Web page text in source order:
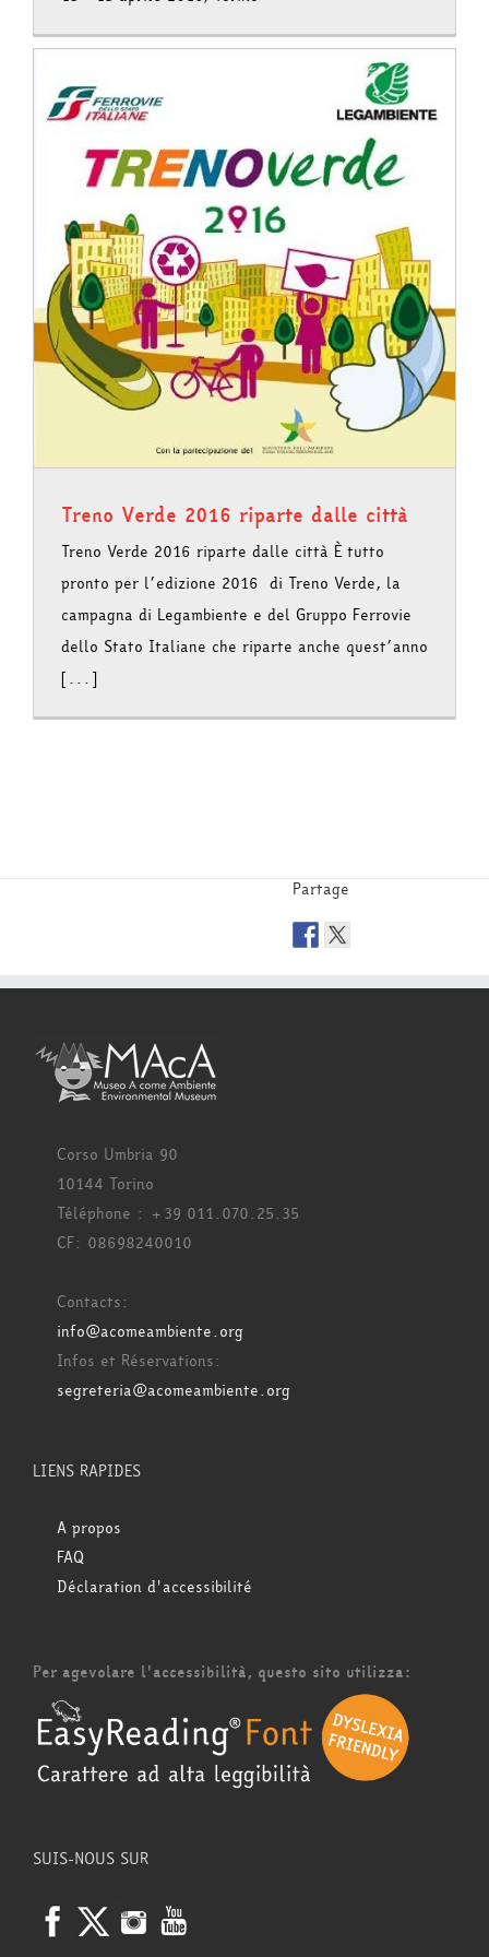
Treno Verde 2016 riparte dalle città
Treno Verde 2016 riparte dalle città È tutto
pronto per l’edizione 2016 di Treno Verde, la
campagna di Legambiente e del Gruppo Ferrovie
dello Stato Italiane che riparte anche quest’anno
[...]
Partage
Corso Umbria 90
10144 Torino
Téléphone : +39 011.070.25.35
CF: 08698240010
Contacts:
info@acomeambiente.org
Infos et Réservations:
segreteria@acomeambiente.org
LIENS RAPIDES
A propos
FAQ
Déclaration d'accessibilité
Per agevolare l'accessibilità, questo sito utilizza:
SUIS-NOUS SUR